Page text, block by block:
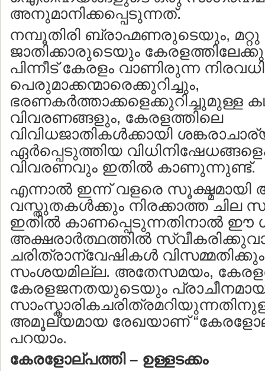
അനുമാനിക്കപ്പെടുന്നത്.
നമ്പൂതിരി ബ്രാഹ്മണരുടെയും, മറ്റു
ജാതിക്കാരുടെയും
പിന്നീട് കേരളം വാണിരുന്ന നിരവധി
പെരുമാക്കന്മാരെക്കുറിച്ചും,
ഭരണകര്‍ത്താക്കളെക്കുറിച്ചുമുള്ള
വിവരണങ്ങളും, കേരളത്തിലെ
വിവിധജാതികള്‍ക്കായി
ഏര്‍പ്പെടുത്തിയ
വിവരണവും ഇതില്‍ കാണുന്നുണ്ട്.
എന്നാല്‍ ഇന്ന് വളരെ സൂക്ഷ്മമായി
വസ്തുതകള്‍ക്കും നിരക്കാത്ത ചില
ഇതില്‍ കാണപ്പെടുന്നതിനാല്‍ ഈ
അക്ഷരാര്‍ത്ഥത്തില്‍
ചരിത്രാന്വേഷികള്‍
സംശയമില്ല. അതേസമയം,
കേരളജനതയുടെയും
അമൂല്യമായ രേഖയാണ്
പറയാം.
കേരളോല്പത്തി – ഉള്ളടക്കം